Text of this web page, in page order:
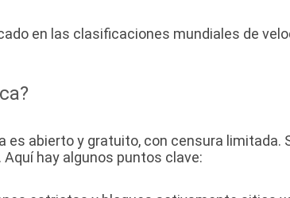
en las clasificaciones mundiales de
es abierto y gratuito, con censura limitada.
hay algunos puntos clave: